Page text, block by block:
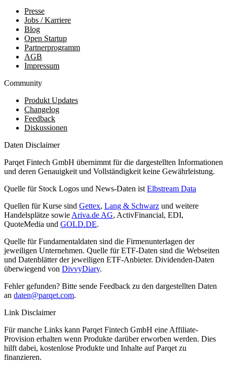
Presse
Jobs / Karriere
Blog
Open Startup
Partnerprogramm
AGB
Impressum
Community
Produkt Updates
Changelog
Feedback
Diskussionen
Daten Disclaimer
Parqet Fintech GmbH übernimmt für die dargestellten Informationen
und deren Genauigkeit und Vollständigkeit keine Gewährleistung.
Quelle für Stock Logos und News-Daten ist Elbstream Data
Quellen für Kurse sind Gettex, Lang & Schwarz und weitere
Handelsplätze sowie Ariva.de AG, ActivFinancial, EDI,
QuoteMedia und GOLD.DE.
Quelle für Fundamentaldaten sind die Firmenunterlagen der
jeweiligen Unternehmen. Quelle für ETF-Daten sind die Webseiten
und Datenblätter der jeweiligen ETF-Anbieter. Dividenden-Daten
überwiegend von DivvyDiary.
Fehler gefunden? Bitte sende Feedback zu den dargestellten Daten
an daten@parqet.com.
Link Disclaimer
Für manche Links kann Parqet Fintech GmbH eine Affiliate-
Provision erhalten wenn Produkte darüber erworben werden. Dies
hilft dabei, kostenlose Produkte und Inhalte auf Parqet zu
finanzieren.